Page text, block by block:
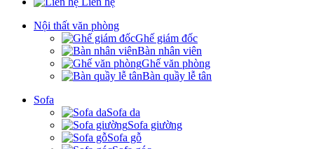
Nội thất văn phòng
Ghế giám đốc
Bàn nhân viên
Ghế văn phòng
Bàn quầy lễ tân
Sofa
Sofa da
Sofa giường
Sofa gỗ